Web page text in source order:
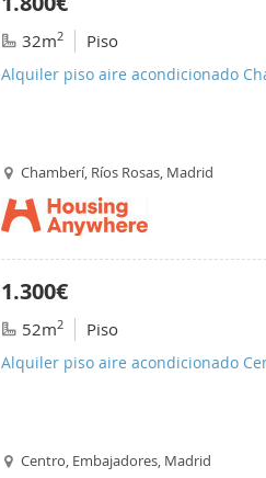
32m2 Piso
Alquiler piso aire acondicionado
Chamberí, Ríos Rosas, Madrid
1.300€
52m2 Piso
Alquiler piso aire acondicionado
Centro, Embajadores, Madrid